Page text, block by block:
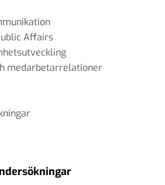
Affairs
medarbetarrelationer